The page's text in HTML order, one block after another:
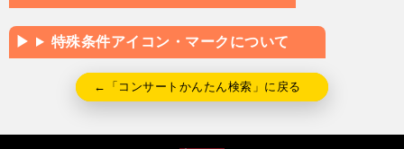
特殊条件アイコン・マークについて
←「コンサートかんたん検索」に戻る